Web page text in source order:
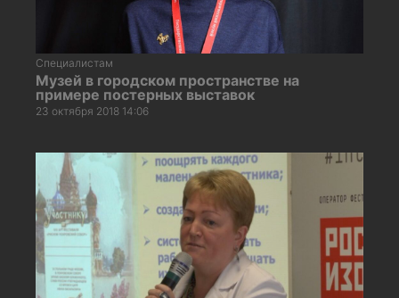
Специалистам
Музей в городском пространстве на
примере постерных выставок
23 октября 2018 14:06